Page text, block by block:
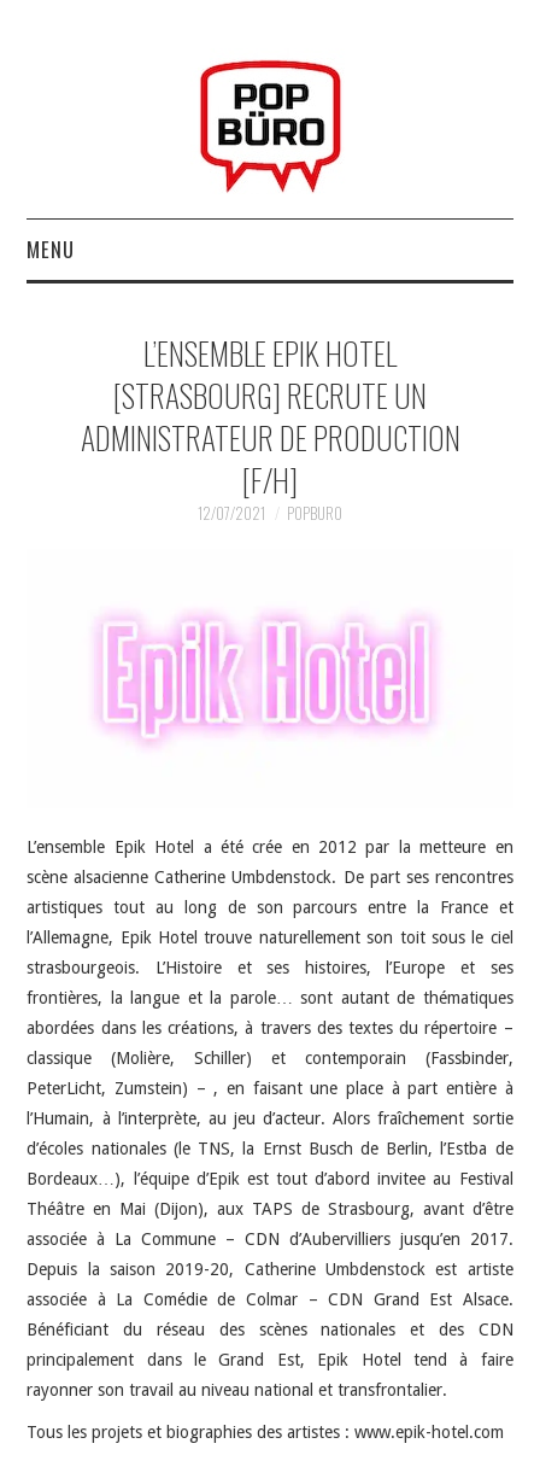
MENU
MUSIQUESACTUELLES.NET
GABBA GABBA HEY !
DOKO
L’ENSEMBLE EPIK HOTEL
[STRASBOURG] RECRUTE UN
ADMINISTRATEUR DE PRODUCTION
[F/H]
12/07/2021 POPBURO
L’ensemble Epik Hotel a été crée en 2012 par la metteure en
scène alsacienne Catherine Umbdenstock. De part ses rencontres
artistiques tout au long de son parcours entre la France et
l’Allemagne, Epik Hotel trouve naturellement son toit sous le ciel
strasbourgeois. L’Histoire et ses histoires, l’Europe et ses
frontières, la langue et la parole… sont autant de thématiques
abordées dans les créations, à travers des textes du répertoire –
classique (Molière, Schiller) et contemporain (Fassbinder,
PeterLicht, Zumstein) – , en faisant une place à part entière à
l’Humain, à l’interprète, au jeu d’acteur. Alors fraîchement sortie
d’écoles nationales (le TNS, la Ernst Busch de Berlin, l’Estba de
Bordeaux…), l’équipe d’Epik est tout d’abord invitee au Festival
Théâtre en Mai (Dijon), aux TAPS de Strasbourg, avant d’être
associée à La Commune – CDN d’Aubervilliers jusqu’en 2017.
Depuis la saison 2019-20, Catherine Umbdenstock est artiste
associée à La Comédie de Colmar – CDN Grand Est Alsace.
Bénéficiant du réseau des scènes nationales et des CDN
principalement dans le Grand Est, Epik Hotel tend à faire
rayonner son travail au niveau national et transfrontalier.
Tous les projets et biographies des artistes : www.epik-hotel.com